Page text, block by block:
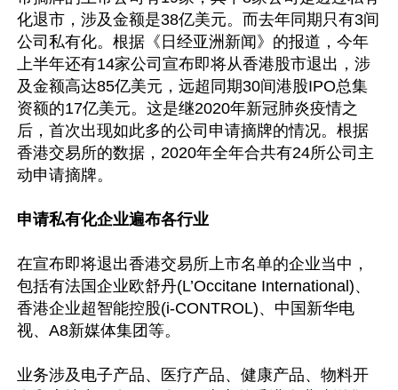
化退市，涉及金额是38亿美元。而去年同期只有3间
公司私有化。根据《日经亚洲新闻》的报道，今年
上半年还有14家公司宣布即将从香港股市退出，涉
及金额高达85亿美元，远超同期30间港股IPO总集
资额的17亿美元。这是继2020年新冠肺炎疫情之
后，首次出现如此多的公司申请摘牌的情况。根据
香港交易所的数据，2020年全年合共有24所公司主
动申请摘牌。
申请私有化企业遍布各行业
在宣布即将退出香港交易所上市名单的企业当中，
包括有法国企业欧舒丹(L’Occitane International)、
香港企业超智能控股(i-CONTROL)、中国新华电
视、A8新媒体集团等。
业务涉及电子产品、医疗产品、健康产品、物料开